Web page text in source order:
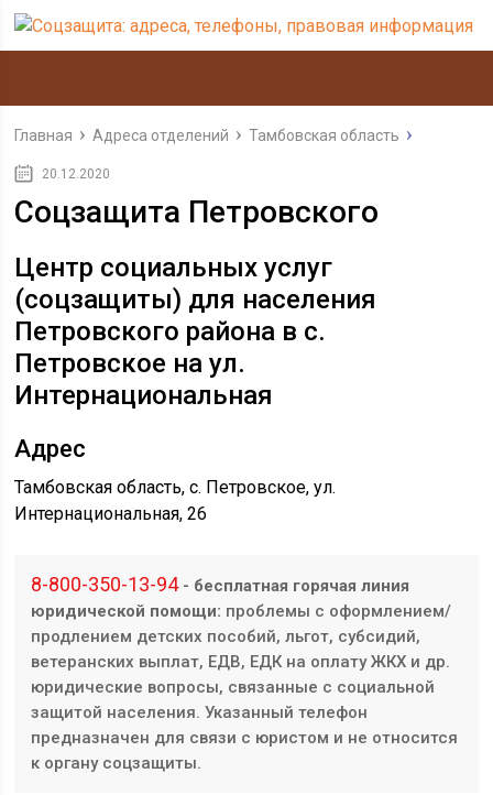
Главная Адреса отделений Тамбовская область
20.12.2020
Соцзащита Петровского
Центр социальных услуг
(соцзащиты) для населения
Петровского района в с.
Петровское на ул.
Интернациональная
Адрес
Тамбовская область, с. Петровское,ул.
Интернациональная, 26
8-800-350-13-94- бесплатная горячая линия
юридической помощи: проблемы с оформлением/
продлением детских пособий, льгот, субсидий,
ветеранских выплат, ЕДВ, ЕДК на оплату ЖКХ и др.
юридические вопросы, связанные с социальной
защитой населения. Указанный телефон
предназначен для связи с юристом и не относится
к органу соцзащиты.